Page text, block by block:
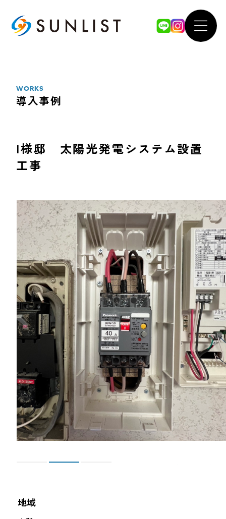
サービス案内
太陽光発電システム
オール電化
一般リフォーム
COMPANY
会社情報
法人のお
SDGsへの
お知らせ
PRIVACY
WORKS
導入事例
I様邸 太陽光発電システム設置
工事
地域